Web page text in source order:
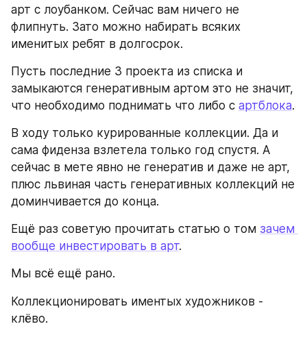
арт с лоубанком. Сейчас вам ничего не
флипнуть. Зато можно набирать всяких
именитых ребят в долгосрок.
Пусть последние 3 проекта из списка и
замыкаются генеративным артом это не значит,
что необходимо поднимать что либо с артблока
В ходу только курированные коллекции. Да и
сама фиденза взлетела только год спустя. А
сейчас в мете явно не генератив и даже не арт,
плюс львиная часть генеративных коллекций не
доминчивается до конца.
Ещё раз советую прочитать статью о том зачем
вообще инвестировать в арт.
Мы всё ещё рано.
Коллекционировать иментых художников -
клёво.